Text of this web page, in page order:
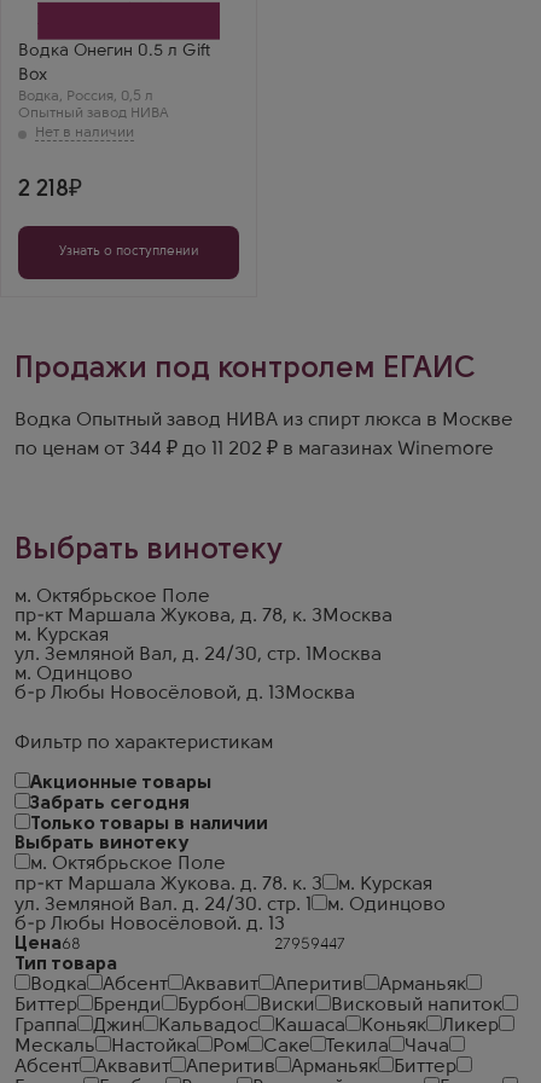
Фильтр по характеристикам
Акционные товары
Забрать сегодня
Только товары в наличии
Выбрать винотеку
м. Октябрьское Поле
пр-кт Маршала Жукова. д. 78. к. 3
м. Курская
ул. Земляной Вал. д. 24/30. стр. 1
м. Одинцово
б-р Любы Новосёловой. д. 13
Цена
Тип товара
Водка
Абсент Аквавит Аперитив
Арманьяк
Биттер
Бренди Бурбон Виски
Висковый напиток
Граппа
Джин Кальвадос Кашаса Коньяк
Ликер
Мескаль
Настойка Ром Саке Текила
Чача
Абсент
Аквавит Аперитив Арманьяк
Биттер
Водка Онегин 0.5 л Gift
Box
Водка, Россия, 0,5 л
Опытный завод НИВА
Людмила
Онегин в коробке —
солидно и красиво.
Вкус мягкий, с
лёгкой сладостью.
Всегда радует.
2 218
Узнать о поступлении
Продажи под контролем ЕГАИС
Водка Опытный завод НИВА из спирт люкса в Москве
по ценам от 344 ₽ до 11 202 ₽ в магазинах Winemore
Выбрать винотеку
м. Октябрьское Поле
пр-кт Маршала Жукова, д. 78, к. 3 Москва
м. Курская
ул. Земляной Вал, д. 24/30, стр. 1
Москва
м. Одинцово
б-р Любы Новосёловой, д. 13 Москва